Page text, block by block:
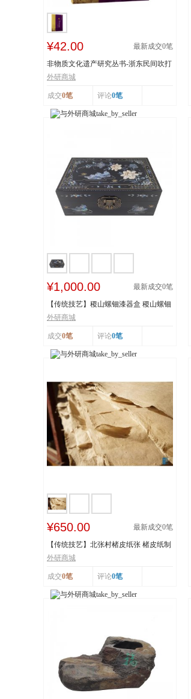
¥42.00 最新成交0笔
非物质文化遗产研究丛书-浙东民间吹打
乐研究 作...
外研商城
成交0笔 评论0笔
¥1,000.00 最新成交0笔
【传统技艺】稷山螺钿漆器盒 稷山螺钿
漆器髹饰技...
外研商城
成交0笔 评论0笔
¥650.00 最新成交0笔
【传统技艺】北张村楮皮纸张 楮皮纸制
作技艺 国...
外研商城
成交0笔 评论0笔